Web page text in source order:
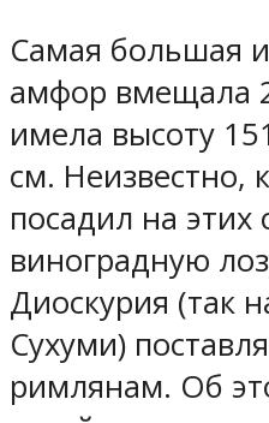
Самая большая
амфор вмещала
имела высоту
см. Неизвестно,
посадил на этих
виноградную
Диоскурия (так
Сухуми)
римлянам. Об